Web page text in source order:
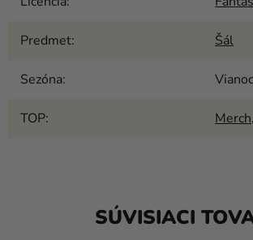
Predmet: Šál
Sezóna:
TOP: Merch,
SÚVISIACI